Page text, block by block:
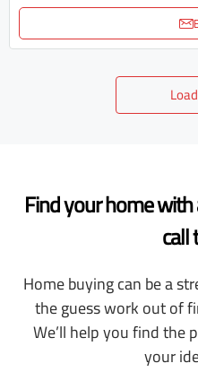
Find your home
Home buying can be a
the guess work out of
We’ll help you find the
your